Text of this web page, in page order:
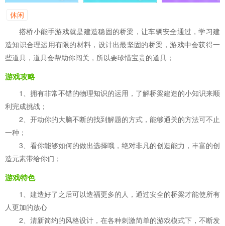
休闲
搭桥小能手游戏就是建造稳固的桥梁，让车辆安全通过，学习建
造知识合理运用有限的材料，设计出最坚固的桥梁，游戏中会获得一
些道具，道具会帮助你闯关，所以要珍惜宝贵的道具；
游戏攻略
1、拥有非常不错的物理知识的运用，了解桥梁建造的小知识来顺
利完成挑战；
2、开动你的大脑不断的找到解题的方式，能够通关的方法可不止
一种；
3、看你能够如何的做出选择哦，绝对非凡的创造能力，丰富的创
造元素带给你们；
游戏特色
1、建造好了之后可以造福更多的人，通过安全的桥梁才能使所有
人更加的放心
2、清新简约的风格设计，在各种刺激简单的游戏模式下，不断发